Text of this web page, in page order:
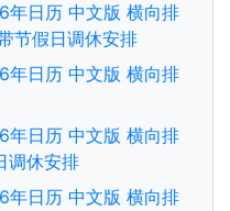
日历 中文版 横向排
节假日调休安排
日历 中文版 横向排
日历 中文版 横向排
调休安排
日历 中文版 横向排